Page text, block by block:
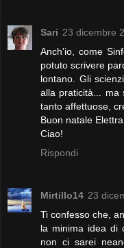
Sari 23 dicembre
Anch'io, come
potuto scrivere
lontano. Gli
alla praticità... ma
tanto affettuose,
Buon natale
Ciao!
Rispondi
Mirtillo14 23
Ti confesso che,
la minima idea di
non ci sarei